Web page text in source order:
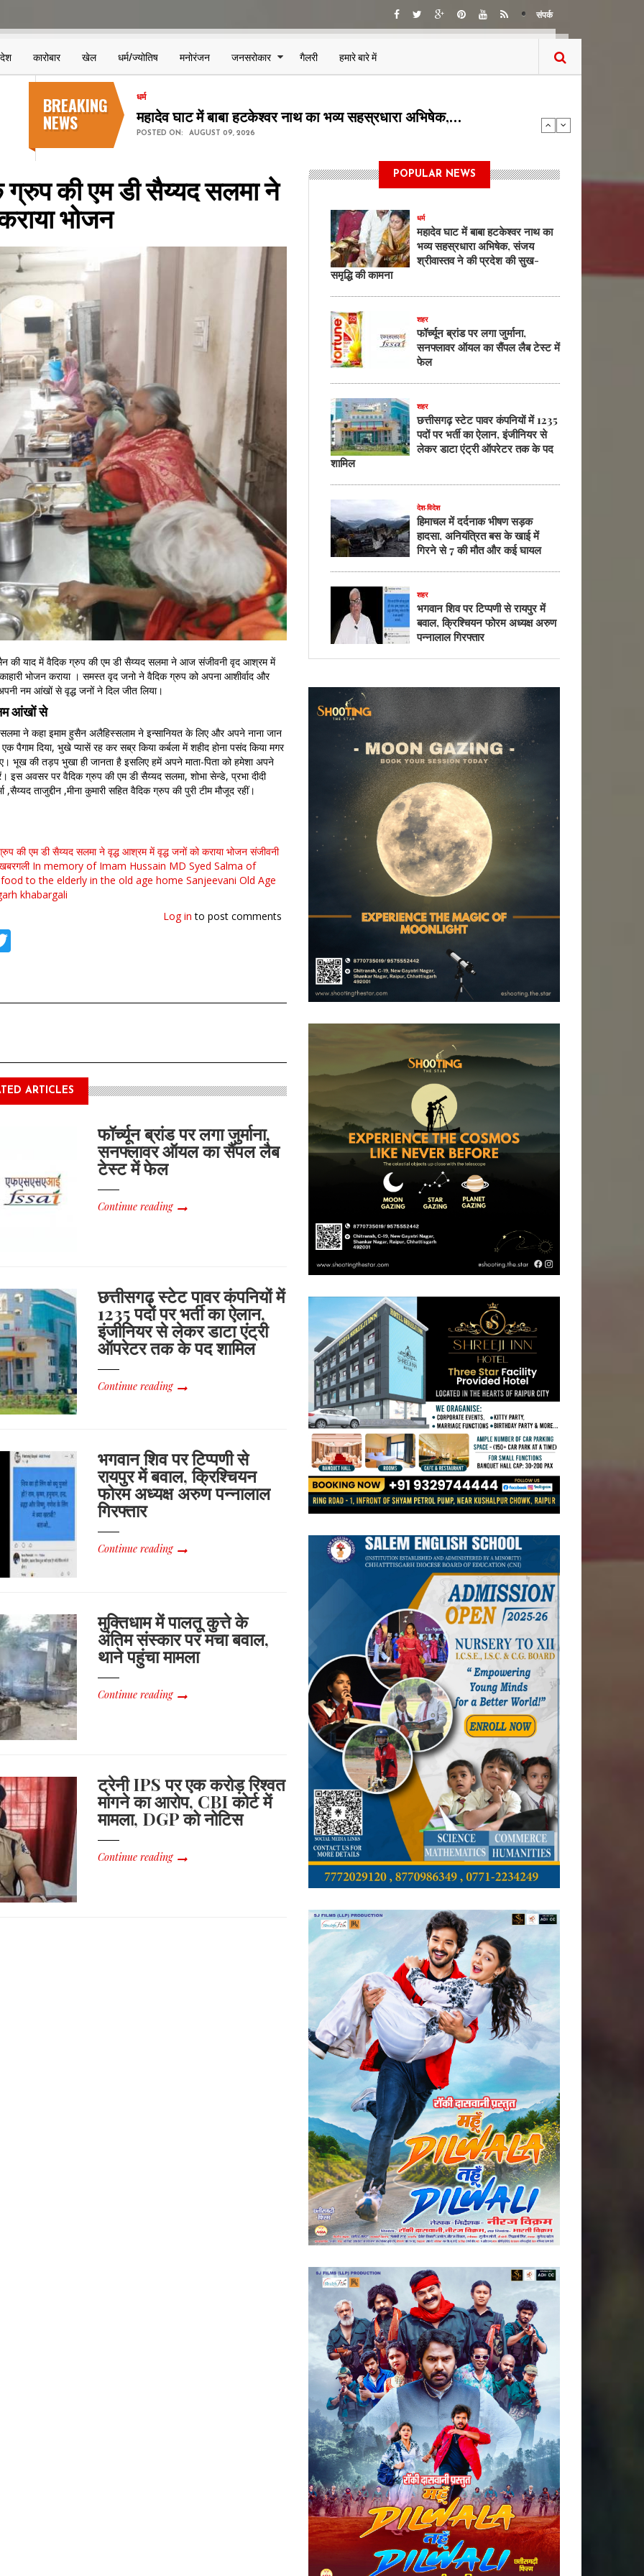
संपर्क
कारोबार खेल धर्म/ज्योतिष मनोरंजन जनसरोकार गैलरी हमारे बारे में
BREAKING
NEWS
शहर
फॉर्च्यून ब्रांड पर लगा जुर्माना, सनफ्लावर ऑयल का सैंपल लैब…
POSTED ON: AUGUST 08, 2026
ग्रुप की एम डी सैय्यद सलमा ने
भोजन
की याद में वैदिक ग्रुप की एम डी सैय्यद सलमा ने आज संजीवनी वृद आश्रम में
भोजन कराया । समस्त वृद जनो ने वैदिक ग्रुप को अपना आशीर्वाद और
नम आंखों से वृद्ध जनों ने दिल जीत लिया।
आंखों से
ने कहा इमाम हुसैन अलैहिस्सलाम ने इन्सानियत के लिए और अपने नाना जान
पैगाम दिया, भुखे प्यासें रह कर सब्र किया कर्बला में शहीद होना पसंद किया मगर
भूख की तड़प भुखा ही जानता है इसलिए हमें अपने माता-पिता को हमेशा अपने
इस अवसर पर वैदिक ग्रुप की एम डी सैय्यद सलमा, शोभा सेन्डे, प्रभा दीदी
,सैय्यद ताजुद्दीन ,मीना कुमारी सहित वैदिक ग्रुप की पुरी टीम मौजूद रहीं।
की एम डी सैय्यद सलमा ने वृद्ध आश्रम में वृद्ध जनों को कराया भोजन संजीवनी
In memory of Imam Hussain MD Syed Salma of
to the elderly in the old age home Sanjeevani Old Age
khabargali
Log in to post comments
ARTICLES
फॉर्च्यून ब्रांड पर लगा जुर्माना,
सनफ्लावर ऑयल का सैंपल लैब
टेस्ट में फेल
Continue reading
छत्तीसगढ़ स्टेट पावर कंपनियों में
1235 पदों पर भर्ती का ऐलान,
इंजीनियर से लेकर डाटा एंट्री
ऑपरेटर तक के पद शामिल
Continue reading
भगवान शिव पर टिप्पणी से
रायपुर में बवाल, क्रिश्चियन
फोरम अध्यक्ष अरुण पन्नालाल
गिरफ्तार
Continue reading
मुक्तिधाम में पालतू कुत्ते के
अंतिम संस्कार पर मचा बवाल,
थाने पहुंचा मामला
Continue reading
ट्रेनी IPS पर एक करोड़ रिश्वत
मांगने का आरोप, CBI कोर्ट में
मामला, DGP को नोटिस
Continue reading
POPULAR NEWS
धर्म
महादेव घाट में बाबा हटकेश्वर नाथ का
भव्य सहस्रधारा अभिषेक, संजय
श्रीवास्तव ने की प्रदेश की सुख-
समृद्धि की कामना
शहर
फॉर्च्यून ब्रांड पर लगा जुर्माना,
सनफ्लावर ऑयल का सैंपल लैब टेस्ट में
फेल
शहर
छत्तीसगढ़ स्टेट पावर कंपनियों में 1235
पदों पर भर्ती का ऐलान, इंजीनियर से
लेकर डाटा एंट्री ऑपरेटर तक के पद
शामिल
देश-विदेश
हिमाचल में दर्दनाक भीषण सड़क
हादसा, अनियंत्रित बस के खाई में
गिरने से 7 की मौत और कई घायल
शहर
भगवान शिव पर टिप्पणी से रायपुर में
बवाल, क्रिश्चियन फोरम अध्यक्ष अरुण
पन्नालाल गिरफ्तार